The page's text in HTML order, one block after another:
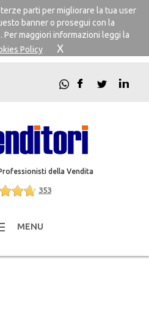
parti per migliorare la tua user
banner o prosegui con la
maggiori informazioni leggi la
Policy X
della Vendita
353
MENU